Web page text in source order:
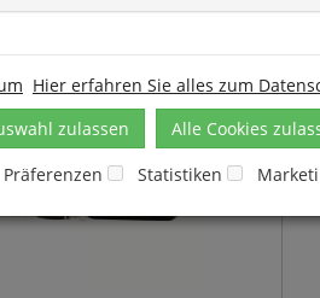
Hier erfahren Sie alles zum
zulassen
Alle Cookies
Präferenzen Statistiken